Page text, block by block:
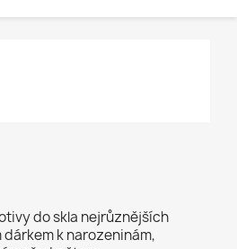
do skla nejrůznějších
k narozeninám,